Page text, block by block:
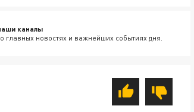
каналы
главных новостях и важнейших событиях дня.